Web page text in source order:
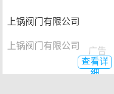
上锅阀门有限公司
上锅阀门有限公司
查看详
细
广告